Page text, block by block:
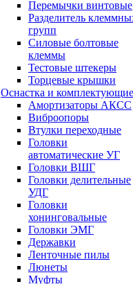
Перемычки винтовые
Разделитель
групп
Силовые болтовые
клеммы
Тестовые штекеры
Торцевые крышки
Оснастка и комплектующие
Амортизаторы АКСС
Виброопоры
Втулки переходные
Головки
автоматические УГ
Головки ВШГ
Головки делительные
УДГ
Головки
хонинговальные
Головки ЭМГ
Державки
Ленточные пилы
Люнеты
Муфты